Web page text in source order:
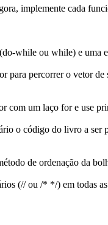
implemente cada
do-while ou while) e uma
para percorrer o vetor de
com um laço fore use
o código do livro a ser
de ordenação da
(//ou /* */) em todas